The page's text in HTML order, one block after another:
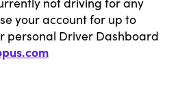
your account for up to
personal Driver Dashboard